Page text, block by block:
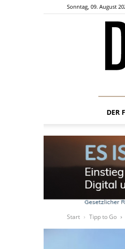
Sonntag, 09. August
DER
Start Tipp to Go